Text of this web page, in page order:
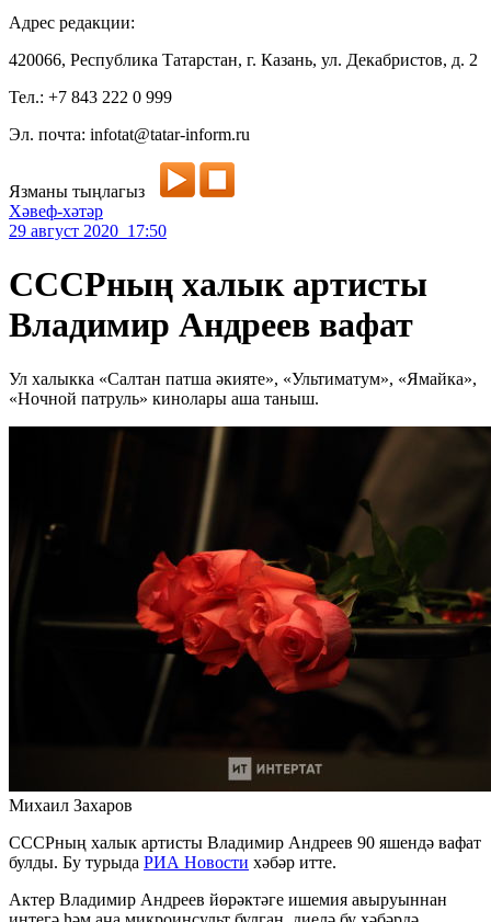
Адрес редакции:
420066, Республика Татарстан, г. Казань, ул. Декабристов, д. 2
Тел.: +7 843 222 0 999
Эл. почта: infotat@tatar-inform.ru
Язманы тыңлагыз
Хәвеф-хәтәр
29 август 2020 17:50
СССРның халык артисты
Владимир Андреев вафат
Ул халыкка «Салтан патша әкияте», «Ультиматум», «Ямайка»,
«Ночной патруль» кинолары аша таныш.
Михаил Захаров
СССРның халык артисты Владимир Андреев 90 яшендә вафат
булды. Бу турыда РИА Новости хәбәр итте.
Актер Владимир Андреев йөрәктәге ишемия авыруыннан